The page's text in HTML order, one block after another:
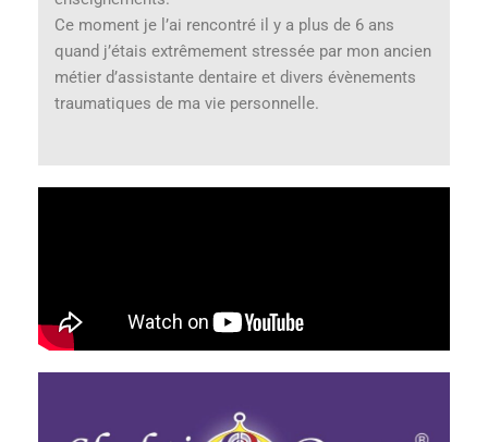
Ce moment je l’ai rencontré il y a plus de 6 ans
quand j’étais extrêmement stressée par mon ancien
métier d’assistante dentaire et divers évènements
traumatiques de ma vie personnelle.